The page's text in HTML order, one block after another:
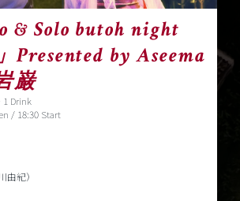
& Solo butoh night
Presented by Aseema
巌
1 Drink
/ 18:30 Start
由紀）